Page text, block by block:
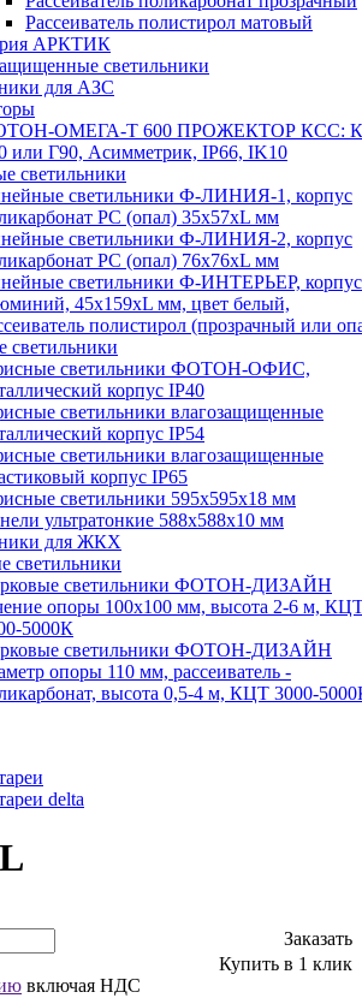
Рассеиватель полистирол матовый
АРКТИК
светильники
для АЗС
ОМЕГА-Т 600 ПРОЖЕКТОР КСС:
или Г90, Асимметрик, IP66, IK10
светильники
светильники Ф-ЛИНИЯ-1, корпус
РС (опал) 35х57хL мм
светильники Ф-ЛИНИЯ-2, корпус
РС (опал) 76х76хL мм
светильники Ф-ИНТЕРЬЕР, корпус
45х159хL мм, цвет белый,
полистирол (прозрачный или
светильники
светильники ФОТОН-ОФИС,
корпус IP40
светильники влагозащищенные
корпус IP54
светильники влагозащищенные
корпус IP65
светильники 595х595х18 мм
ультратонкие 588х588х10 мм
для ЖКХ
светильники
светильники ФОТОН-ДИЗАЙН
опоры 100х100 мм, высота 2-6 м,
5000К
светильники ФОТОН-ДИЗАЙН
опоры 110 мм, рассеиватель -
высота 0,5-4 м, КЦТ 3000-
delta
Заказать
Купить в 1 клик
включая НДС